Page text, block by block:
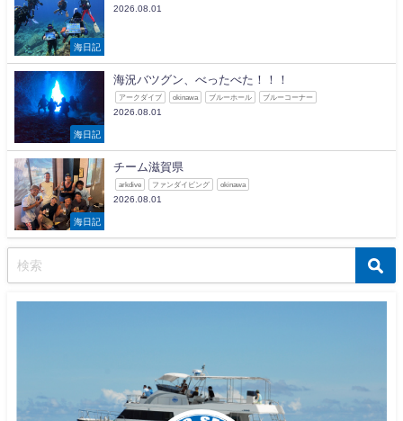
海日記
2026.08.01
海日記
海況バツグン、べったべた！！！
アークダイブ okinawa ブルーホール ブルーコーナー
2026.08.01
海日記
チーム滋賀県
arkdive ファンダイビング okinawa
2026.08.01